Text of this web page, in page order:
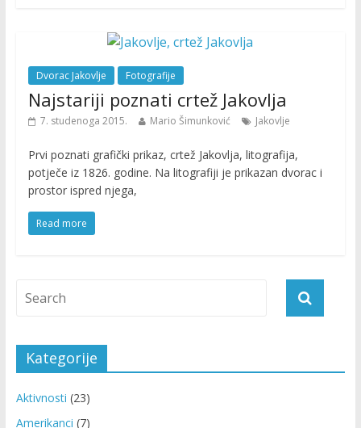
Dvorac Jakovlje Fotografije
Najstariji poznati crtež Jakovlja
7. studenoga 2015. Mario Šimunković Jakovlje
Prvi poznati grafički prikaz, crtež Jakovlja, litografija,
potječe iz 1826. godine. Na litografiji je prikazan dvorac i
prostor ispred njega,
Read more
Kategorije
Aktivnosti (23)
Amerikanci (7)